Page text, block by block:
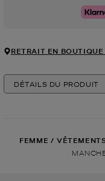
Klarna
RETRAIT EN
DÉTAILS DU PRODUIT
FEMME /